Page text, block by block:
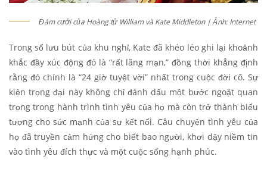
Đám cưới của Hoàng tử William và Kate Middleton | Ảnh: Internet
Trong sổ lưu bút của khu nghỉ, Kate đã khéo léo ghi lại khoảnh
khắc đầy xúc động đó là “rất lãng mạn,” đồng thời khẳng định
rằng đó chính là “24 giờ tuyệt vời” nhất trong cuộc đời cô. Sự
kiện trọng đại này không chỉ đánh dấu một bước ngoặt quan
trọng trong hành trình tình yêu của họ mà còn trở thành biểu
tượng cho sức mạnh của sự kết nối. Câu chuyện tình yêu của
họ đã truyền cảm hứng cho biết bao người, khơi dậy niềm tin
vào tình yêu đích thực và một cuộc sống hạnh phúc.